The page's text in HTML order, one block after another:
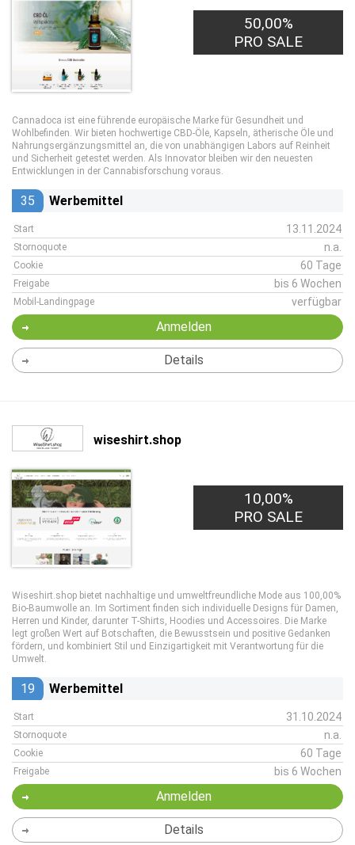
50,00%
PRO SALE
Cannadoca ist eine führende europäische Marke für Gesundheit und
Wohlbefinden. Wir bieten hochwertige CBD-Öle, Kapseln, ätherische Öle und
Nahrungsergänzungsmittel an, die von unabhängigen Labors auf Reinheit
und Sicherheit getestet werden. Als Innovator bleiben wir den neuesten
Entwicklungen in der Cannabisforschung voraus.
35 Werbemittel
Start 13.11.2024
Stornoquote n.a.
Cookie 60 Tage
Freigabe bis 6 Wochen
Mobil-Landingpage verfügbar
Anmelden
Details
wiseshirt.shop
10,00%
PRO SALE
Wiseshirt.shop bietet nachhaltige und umweltfreundliche Mode aus 100,00%
Bio-Baumwolle an. Im Sortiment finden sich individuelle Designs für Damen,
Herren und Kinder, darunter T-Shirts, Hoodies und Accessoires. Die Marke
legt großen Wert auf Botschaften, die Bewusstsein und positive Gedanken
fördern, und kombiniert Stil und Einzigartigkeit mit Verantwortung für die
Umwelt.
19 Werbemittel
Start 31.10.2024
Stornoquote n.a.
Cookie 60 Tage
Freigabe bis 6 Wochen
Anmelden
Details